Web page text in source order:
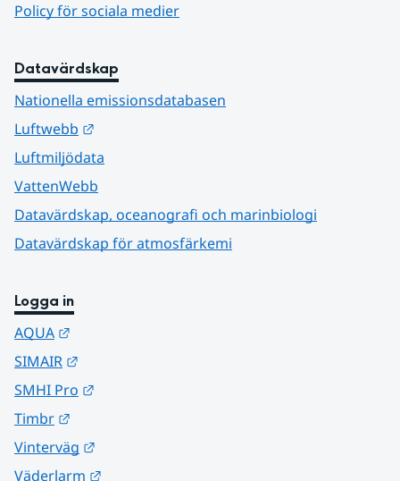
Policy för sociala medier
Datavärdskap
Nationella emissionsdatabasen
Luftwebb
Luftmiljödata
VattenWebb
Datavärdskap, oceanografi och marinbiologi
Datavärdskap för atmosfärkemi
Logga in
AQUA
SIMAIR
SMHI Pro
Timbr
Vinterväg
Väderlarm